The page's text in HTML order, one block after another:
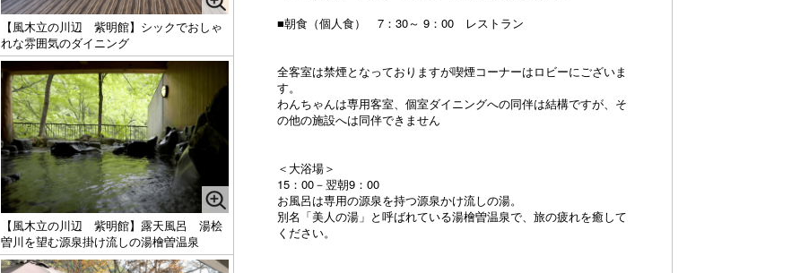
■朝食（個人食） 7：30～ 9：00 レストラン
全客室は禁煙となっておりますが喫煙コーナーはロビーにございま
す。
わんちゃんは専用客室、個室ダイニングへの同伴は結構ですが、そ
の他の施設へは同伴できません
＜大浴場＞
15：00－翌朝9：00
お風呂は専用の源泉を持つ源泉かけ流しの湯。
別名「美人の湯」と呼ばれている湯檜曽温泉で、旅の疲れを癒して
ください。
【風木立の川辺 紫明館】シックでおしゃ
れな雰囲気のダイニング
【風木立の川辺 紫明館】露天風呂 湯桧
曽川を望む源泉掛け流しの湯檜曽温泉